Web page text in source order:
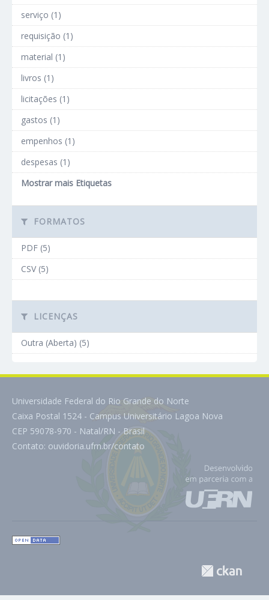
serviço (1)
requisição (1)
material (1)
livros (1)
licitações (1)
gastos (1)
empenhos (1)
despesas (1)
Mostrar mais Etiquetas
FORMATOS
PDF (5)
CSV (5)
LICENÇAS
Outra (Aberta) (5)
Universidade Federal do Rio Grande do Norte
Caixa Postal 1524 - Campus Universitário Lagoa Nova
CEP 59078-970 - Natal/RN - Brasil
Contato: ouvidoria.ufrn.br/contato